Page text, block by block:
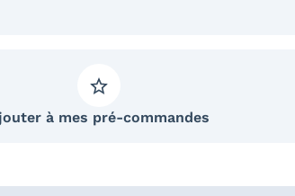
à mes pré-commandes